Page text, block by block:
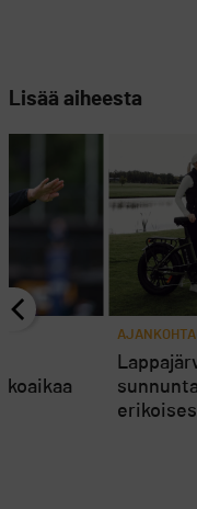
Lisää aiheesta